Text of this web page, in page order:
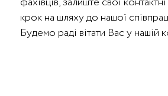
крок на шляху до нашої
Будемо раді вітати Вас у нашій